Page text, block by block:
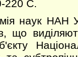
220 С.
наук НАН
що